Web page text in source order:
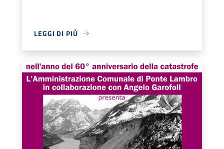
LEGGI DI PIÙ